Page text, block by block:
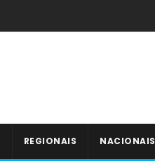
REGIONAIS NACIONAIS